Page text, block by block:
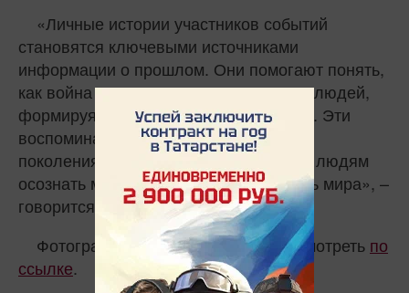
«Личные истории участников событий
становятся ключевыми источниками
информации о прошлом. Они помогают понять,
как война затрагивала жизни простых людей,
формируя их судьбы и мировоззрение. Эти
воспоминания создают мост между
поколениями, позволяя современным людям
осознать масштаб трагедии и ценность мира», –
говорится в сообщении.
Фотографии с выставки можно посмотреть по
ссылке.